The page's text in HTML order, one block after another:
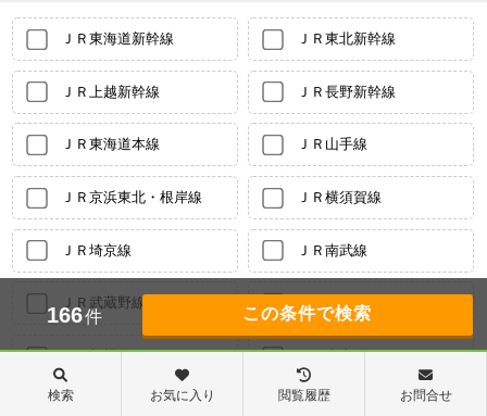
ＪＲ東海道新幹線 ＪＲ東北新幹線
ＪＲ上越新幹線 ＪＲ長野新幹線
ＪＲ東海道本線 ＪＲ山手線
ＪＲ京浜東北・根岸線 ＪＲ横須賀線
ＪＲ埼京線 ＪＲ南武線
ＪＲ武蔵野線 ＪＲ横浜線
ＪＲ相模線 ＪＲ中央線
166件
検索 お気に入り 閲覧履歴 お問合せ